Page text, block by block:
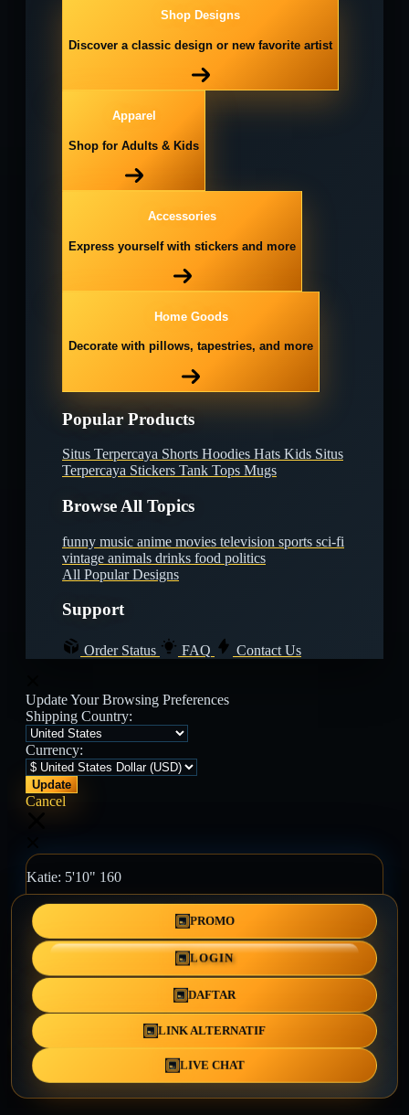
Shop Designs
Discover a classic design or new favorite artist
Apparel
Shop for Adults & Kids
Accessories
Express yourself with stickers and more
Home Goods
Decorate with pillows, tapestries, and more
Popular Products
Situs Terpercaya Shorts Hoodies Hats Kids Situs
Terpercaya Stickers Tank Tops Mugs
Browse All Topics
funny music anime movies television sports sci-fi
vintage animals drinks food politics
All Popular Designs
Support
Order Status FAQ Contact Us
Update Your Browsing Preferences
Shipping Country:
Currency:
Cancel
Katie: 5'10" 160
Select your person:
Male Female
Height
Short
Weight
Slim
View Size Chart
PROMO
LOGIN
DAFTAR
LINK ALTERNATIF
LIVE CHAT